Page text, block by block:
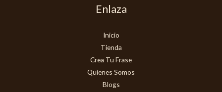
Enlaza
Inicio
Tienda
Crea Tu Frase
Quienes Somos
Blogs